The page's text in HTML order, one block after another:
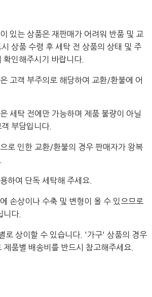
있는 상품은 재판매가 어려워 반품 및 교
상품 수령 후 세탁 전 상품의 상태 및 주
확인해주시기 바랍니다.
고객 부주의로 해당하여 교환/환불에 어
세탁 전에만 가능하며 제품 불량이 아닐
부담입니다.
로 인한 교환/환불의 경우 판매자가 왕복
하여 단독 세탁해 주세요.
손상이나 수축 및 변형이 올 수 있으므로
니다.
로 상이할 수 있습니다. '가구' 상품의 경우
제품별 배송비를 반드시 참고해주세요.